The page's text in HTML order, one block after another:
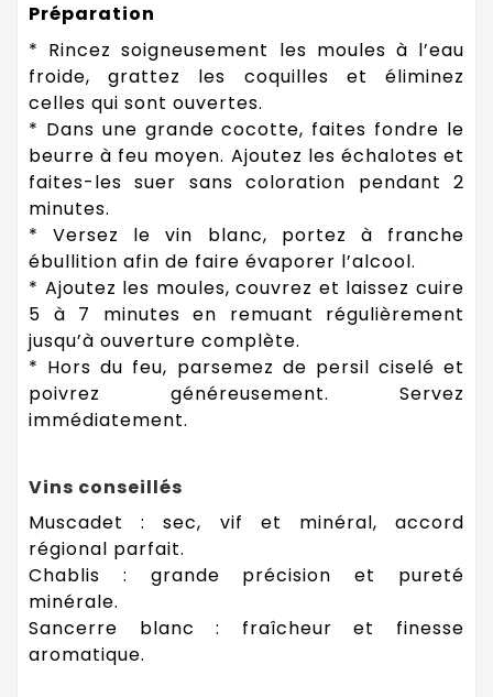
Préparation
* Rincez soigneusement les moules à l’eau
froide, grattez les coquilles et éliminez
celles qui sont ouvertes.
* Dans une grande cocotte, faites fondre le
beurre à feu moyen. Ajoutez les échalotes et
faites-les suer sans coloration pendant 2
minutes.
* Versez le vin blanc, portez à franche
ébullition afin de faire évaporer l’alcool.
* Ajoutez les moules, couvrez et laissez cuire
5 à 7 minutes en remuant régulièrement
jusqu’à ouverture complète.
* Hors du feu, parsemez de persil ciselé et
poivrez généreusement. Servez
immédiatement.
Vins conseillés
Muscadet : sec, vif et minéral, accord
régional parfait.
Chablis : grande précision et pureté
minérale.
Sancerre blanc : fraîcheur et finesse
aromatique.